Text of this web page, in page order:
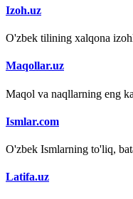
Izoh.uz
O'zbek tilining xalqona
Maqollar.uz
Maqol va naqllarning eng
Ismlar.com
O'zbek Ismlarning to'liq,
Latifa.uz